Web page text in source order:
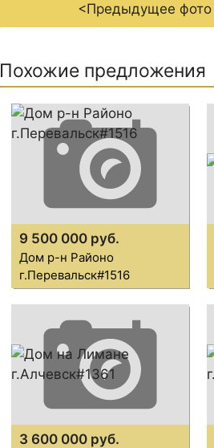
<Предыдущее фото
Похожие предложения
9 500 000 руб.
Дом р-н Районо
г.Перевальск#1516
3 600 000 руб.